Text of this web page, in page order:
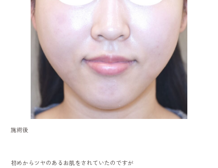
施術後
初めからツヤのあるお肌をされていたのですが